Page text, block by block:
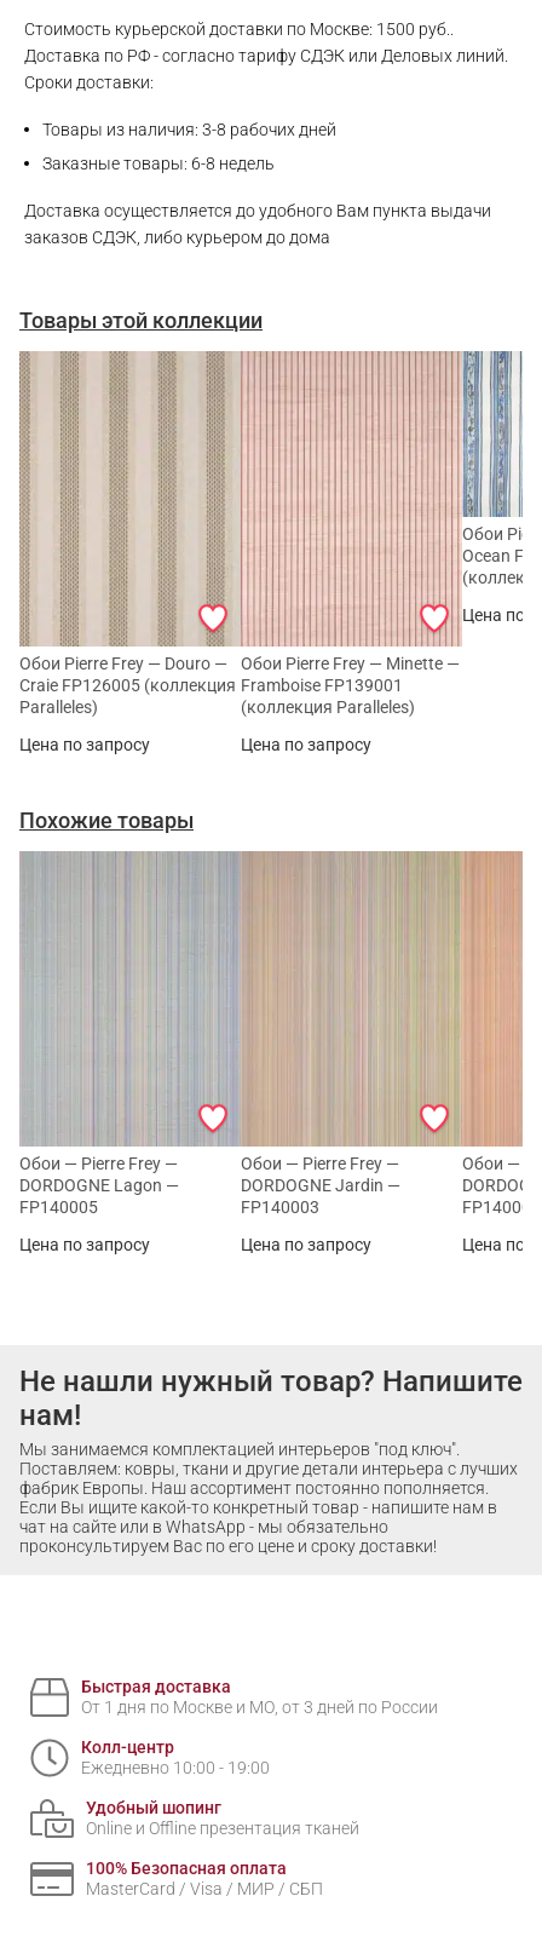
Стоимость курьерской доставки по Москве: 1500 руб..
Доставка по РФ - согласно тарифу СДЭК или Деловых линий.
Сроки доставки:
Товары из наличия: 3-8 рабочих дней
Заказные товары: 6-8 недель
Доставка осуществляется до удобного Вам пункта выдачи
заказов СДЭК, либо курьером до дома
Товары этой коллекции
Обои Pierre Frey — Douro —
Craie FP126005 (коллекция
Paralleles)
Цена по запросу
Обои Pierre Frey — Minette —
Framboise FP139001
(коллекция Paralleles)
Цена по запросу
Обои
Ocean
Цена по
Похожие товары
Обои — Pierre Frey —
DORDOGNE Lagon —
FP140005
Цена по запросу
Обои — Pierre Frey —
DORDOGNE Jardin —
FP140003
Цена по запросу
Обои —
FP140002
Цена по
Не нашли нужный товар? Напишите
нам!
Мы занимаемся комплектацией интерьеров "под ключ".
Поставляем: ковры, ткани и другие детали интерьера с лучших
фабрик Европы. Наш ассортимент постоянно пополняется.
Если Вы ищите какой-то конкретный товар - напишите нам в
чат на сайте или в WhatsApp - мы обязательно
проконсультируем Вас по его цене и сроку доставки!
Быстрая доставка
От 1 дня по Москве и МО, от 3 дней по России
Колл-центр
Ежедневно 10:00 - 19:00
Удобный шопинг
Online и Offline презентация тканей
100% Безопасная оплата
MasterCard / Visa / МИР / СБП